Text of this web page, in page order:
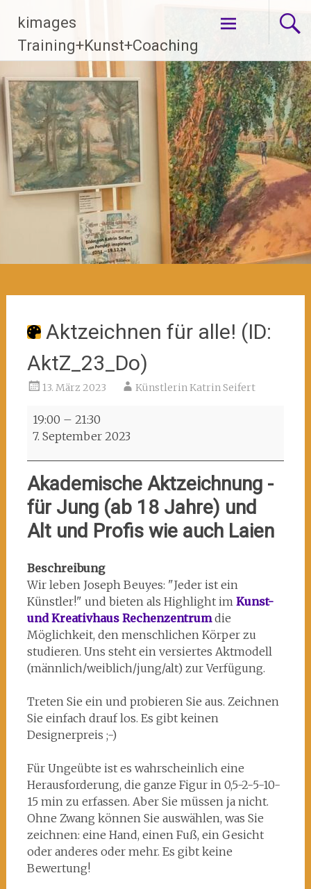
Inhalt
springen
kimages
Training+Kunst+Coaching
Aktzeichnen für alle! (ID:
AktZ_23_Do)
13. März 2023 Künstlerin Katrin Seifert
Aktzeichnen
für
(ID:
AktZ_23_Do)
19:00 – 21:30
7. September 2023
Akademische Aktzeichnung -
für Jung (ab 18 Jahre) und
Alt und Profis wie auch Laien
Beschreibung
Wir leben Joseph Beuyes: "Jeder ist ein
Künstler!" und bieten als Highlightim Kunst-
und Kreativhaus Rechenzentrumdie
Möglichkeit, den menschlichen Körper zu
studieren. Uns steht ein versiertes Aktmodell
(männlich/weiblich/jung/alt) zur Verfügung.
Treten Sie ein und probieren Sie aus. Zeichnen
Sie einfach drauf los. Es gibt keinen
Designerpreis ;-)
Für Ungeübte ist es wahrscheinlich eine
Herausforderung, die ganze Figur in 0,5-2-5-10-
15 min zu erfassen. Aber Sie müssen ja nicht.
Ohne Zwang können Sie auswählen, was Sie
zeichnen: eine Hand, einen Fuß, ein Gesicht
oder anderes oder mehr. Es gibt keine
Bewertung!